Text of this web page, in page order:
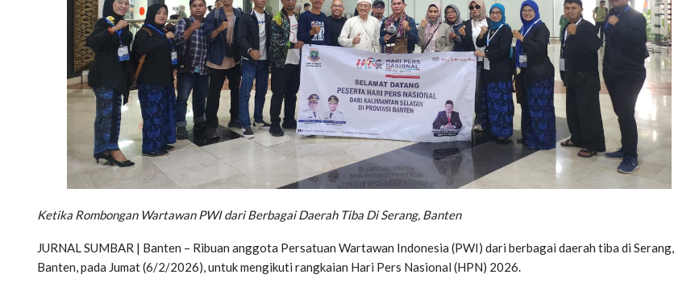
Ketika Rombongan Wartawan PWI dari Berbagai Daerah Tiba Di Serang, Banten
JURNAL SUMBAR | Banten – Ribuan anggota Persatuan Wartawan Indonesia (PWI) dari berbagai daerah tiba di Serang,
Banten, pada Jumat (6/2/2026), untuk mengikuti rangkaian Hari Pers Nasional (HPN) 2026.